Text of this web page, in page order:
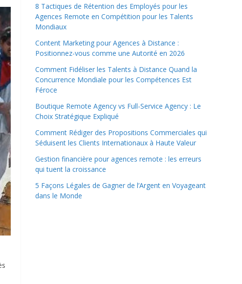
8 Tactiques de Rétention des Employés pour les
Agences Remote en Compétition pour les Talents
Mondiaux
Content Marketing pour Agences à Distance :
Positionnez-vous comme une Autorité en 2026
Comment Fidéliser les Talents à Distance Quand la
Concurrence Mondiale pour les Compétences Est
Féroce
Boutique Remote Agency vs Full-Service Agency : Le
Choix Stratégique Expliqué
Comment Rédiger des Propositions Commerciales qui
Séduisent les Clients Internationaux à Haute Valeur
Gestion financière pour agences remote : les erreurs
qui tuent la croissance
5 Façons Légales de Gagner de l’Argent en Voyageant
dans le Monde